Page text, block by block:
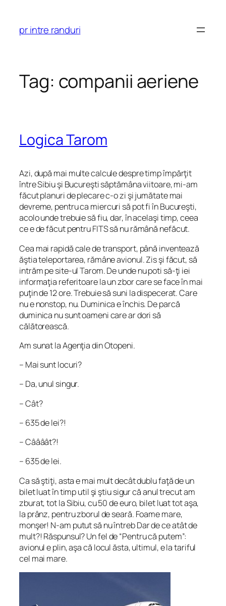
content
pr intre randuri
Tag: companii aeriene
Logica Tarom
Azi, după mai multe calcule despre timp împărţit
între Sibiu şi Bucureşti săptămâna viitoare, mi-am
făcut planuri de plecare c-o zi şi jumătate mai
devreme, pentru ca miercuri să pot fi în Bucureşti,
acolo unde trebuie să fiu, dar, în acelaşi timp, ceea
ce e de făcut pentru FITS să nu rămână nefăcut.
Cea mai rapidă cale de transport, până inventează
ăştia teleportarea, rămâne avionul. Zis şi făcut, să
intrăm pe site-ul Tarom. De unde nu poti să-ţi iei
informaţia referitoare la un zbor care se face în mai
puţin de 12 ore. Trebuie să suni la dispecerat. Care
nu e nonstop, nu. Duminica e închis. De parcă
duminica nu sunt oameni care ar dori să
călătorească.
Am sunat la Agenţia din Otopeni.
– Mai sunt locuri?
– Da, unul singur.
– Cât?
– 635 de lei?!
– Câââât?!
– 635 de lei.
Ca să ştiţi, asta e mai mult decât dublu faţă de un
bilet luat în timp util şi ştiu sigur că anul trecut am
zburat, tot la Sibiu, cu 50 de euro, bilet luat tot aşa,
la prânz, pentru zborul de seară. Foame mare,
monşer! N-am putut să nu întrebDar de ce atât de
mult?! Răspunsul? Un fel de “Pentru că putem”:
avionul e plin, aşa că locul ăsta, ultimul, e la tariful
cel mai mare.